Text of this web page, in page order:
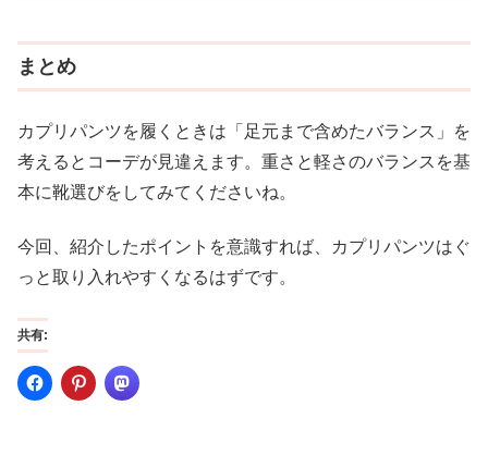
まとめ
カプリパンツを履くときは「足元まで含めたバランス」を
考えるとコーデが見違えます。重さと軽さのバランスを基
本に靴選びをしてみてくださいね。
今回、紹介したポイントを意識すれば、カプリパンツはぐ
っと取り入れやすくなるはずです。
共有: